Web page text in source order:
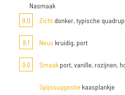
Nasmaak
9,0
Zicht donker, typische
9,1 Neus kruidig, port
9,0 Smaak port, vanille, rozijnen,
Spijssuggestie kaasplankje